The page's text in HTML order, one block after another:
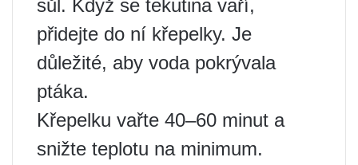
sůl. Když se tekutina vaří,
přidejte do ní křepelky. Je
důležité, aby voda pokrývala
ptáka.
Křepelku vařte 40–60 minut a
snižte teplotu na minimum.